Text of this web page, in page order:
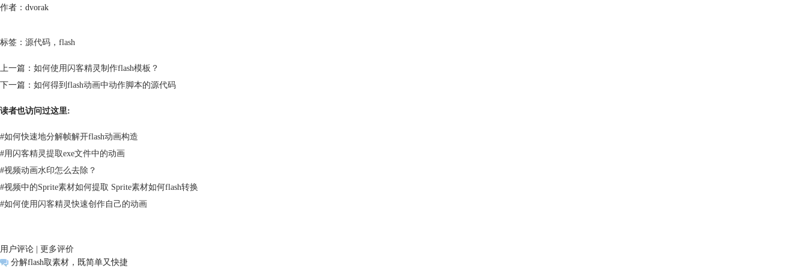
作者：dvorak
标签： 源代码 ， flash
上一篇： 如何使用闪客精灵制作flash模板？
下一篇： 如何得到flash动画中动作脚本的源代码
读者也访问过这里:
#如何快速地分解帧解开flash动画构造
#用闪客精灵提取exe文件中的动画
#视频动画水印怎么去除？
#视频中的Sprite素材如何提取 Sprite素材如何flash转换
#如何使用闪客精灵快速创作自己的动画
用户评论 | 更多评价
分解flash取素材，既简单又快捷